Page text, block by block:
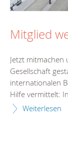
Mitglied
Jetzt
Gesellschaft
internationalen
Hilfe vermittelt:
Weiterlesen